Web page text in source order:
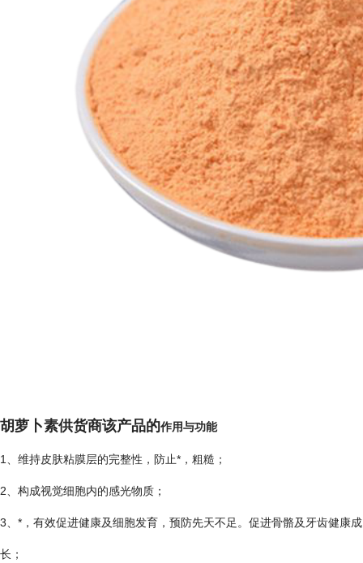
胡萝卜素供货商该产品的作用与功能
1、维持皮肤粘膜层的完整性，防止*，粗糙；
2、构成视觉细胞内的感光物质；
3、*，有效促进健康及细胞发育，预防先天不足。促进骨骼及牙齿健康成
长；